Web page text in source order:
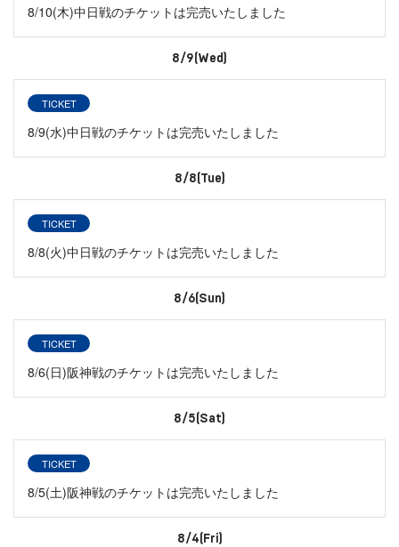
8/10(木)中日戦のチケットは完売いたしました
8/9(Wed)
TICKET
8/9(水)中日戦のチケットは完売いたしました
8/8(Tue)
TICKET
8/8(火)中日戦のチケットは完売いたしました
8/6(Sun)
TICKET
8/6(日)阪神戦のチケットは完売いたしました
8/5(Sat)
TICKET
8/5(土)阪神戦のチケットは完売いたしました
8/4(Fri)